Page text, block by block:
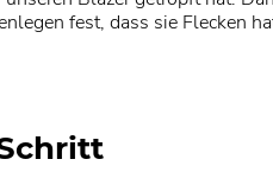
fest, dass sie Flecken